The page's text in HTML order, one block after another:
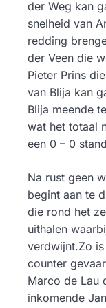
der Weg kan
snelheid van
redding
der Veen die
Pieter Prins
van Blija kan
Blija meende
wat het totaal
een 0 – 0
Na rust geen
begint aan te
die rond het
uithalen
verdwijnt.Zo is
counter
Marco de Lau
inkomende